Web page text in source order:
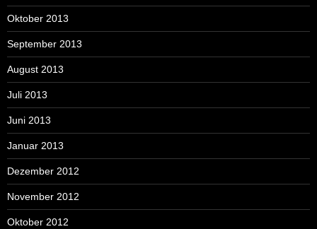
Oktober 2013
September 2013
August 2013
Juli 2013
Juni 2013
Januar 2013
Dezember 2012
November 2012
Oktober 2012